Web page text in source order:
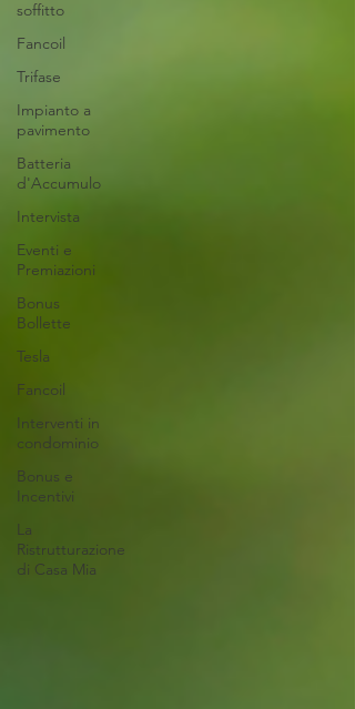
soffitto
Fancoil
Trifase
Impianto a
pavimento
Batteria
d'Accumulo
Intervista
Eventi e
Premiazioni
Bonus
Bollette
Tesla
Fancoil
Interventi in
condominio
Bonus e
Incentivi
La
Ristrutturazione
di Casa Mia